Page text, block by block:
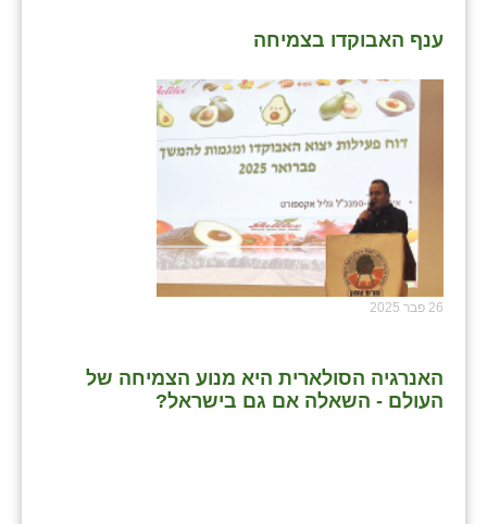
ענף האבוקדו בצמיחה
26 פבר 2025
האנרגיה הסולארית היא מנוע הצמיחה של
העולם - השאלה אם גם בישראל?